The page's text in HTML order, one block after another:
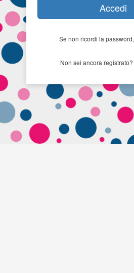
Accedi
Se non ricordi la password,
Non sei ancora registrato?